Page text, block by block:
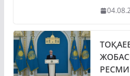
РЕСМИ